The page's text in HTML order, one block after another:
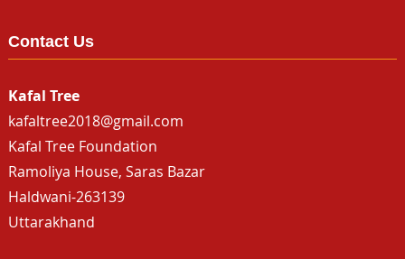
Contact Us
Kafal Tree
kafaltree2018@gmail.com
Kafal Tree Foundation
Ramoliya House, Saras Bazar
Haldwani-263139
Uttarakhand